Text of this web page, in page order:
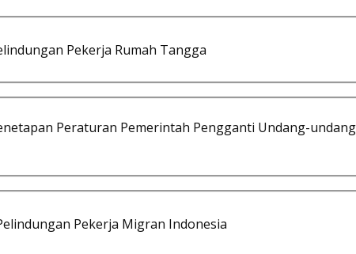
Pekerja Rumah Tangga
Peraturan Pemerintah Pengganti Undang-
Pekerja Migran Indonesia